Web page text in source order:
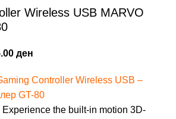
Wireless USB MARVO
ден
Controller Wireless USB –
GT-80
the built-in motion 3D-